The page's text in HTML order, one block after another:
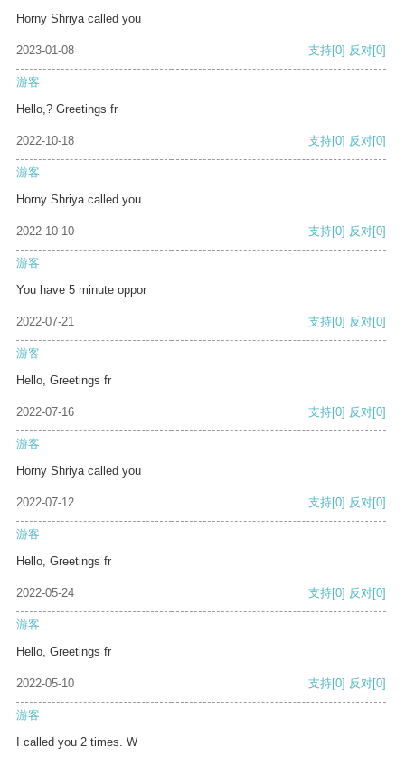
Horny Shriya called you
2023-01-08 支持[0] 反对[0]
游客
Hello,? Greetings fr
2022-10-18 支持[0] 反对[0]
游客
Horny Shriya called you
2022-10-10 支持[0] 反对[0]
游客
You have 5 minute oppor
2022-07-21 支持[0] 反对[0]
游客
Hello, Greetings fr
2022-07-16 支持[0] 反对[0]
游客
Horny Shriya called you
2022-07-12 支持[0] 反对[0]
游客
Hello, Greetings fr
2022-05-24 支持[0] 反对[0]
游客
Hello, Greetings fr
2022-05-10 支持[0] 反对[0]
游客
I called you 2 times. W